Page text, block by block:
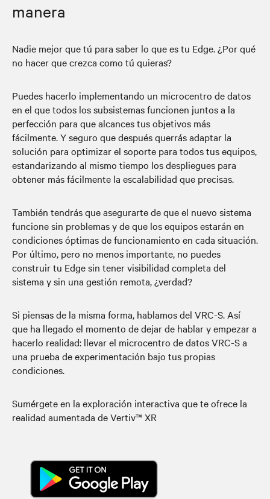
manera
Nadie mejor que tú para saber lo que es tu Edge. ¿Por qué
no hacer que crezca como tú quieras?
Puedes hacerlo implementando un microcentro de datos
en el que todos los subsistemas funcionen juntos a la
perfección para que alcances tus objetivos más
fácilmente. Y seguro que después querrás adaptar la
solución para optimizar el soporte para todos tus equipos,
estandarizando al mismo tiempo los despliegues para
obtener más fácilmente la escalabilidad que precisas.
También tendrás que asegurarte de que el nuevo sistema
funcione sin problemas y de que los equipos estarán en
condiciones óptimas de funcionamiento en cada situación.
Por último, pero no menos importante, no puedes
construir tu Edge sin tener visibilidad completa del
sistema y sin una gestión remota, ¿verdad?
Si piensas de la misma forma, hablamos del VRC-S. Así
que ha llegado el momento de dejar de hablar y empezar a
hacerlo realidad: llevar el microcentro de datos VRC-S a
una prueba de experimentación bajo tus propias
condiciones.
Sumérgete en la exploración interactiva que te ofrece la
realidad aumentada de Vertiv™ XR